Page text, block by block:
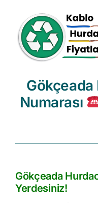
content
Gökçeada
Numarası
Gökçeada
Yerdesiniz!